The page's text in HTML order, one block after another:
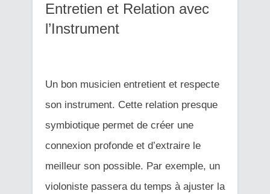
Entretien et Relation avec
l’Instrument
Un bon musicien entretient et respecte
son instrument. Cette relation presque
symbiotique permet de créer une
connexion profonde et d’extraire le
meilleur son possible. Par exemple, un
violoniste passera du temps à ajuster la